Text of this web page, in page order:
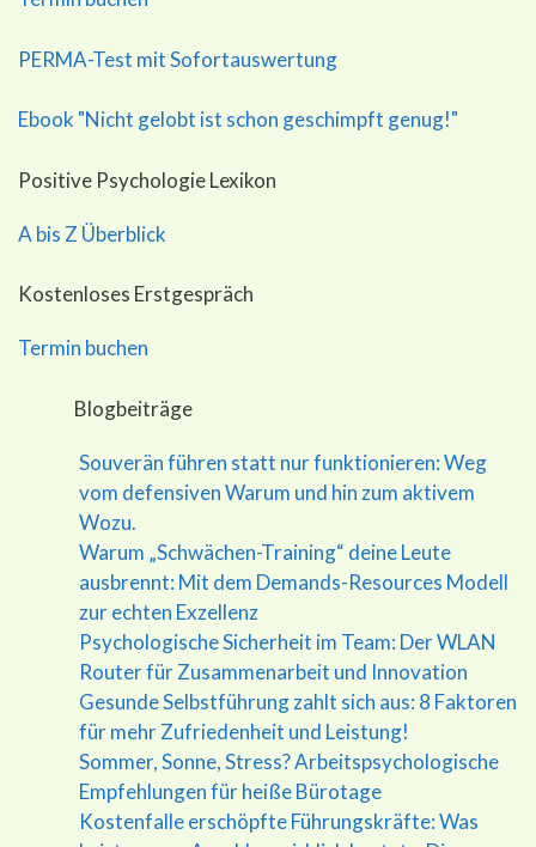
PERMA-Test mit Sofortauswertung
Ebook "Nicht gelobt ist schon geschimpft genug!"
Positive Psychologie Lexikon
A bis Z Überblick
Kostenloses Erstgespräch
Termin buchen
Blogbeiträge
Souverän führen statt nur funktionieren: Weg
vom defensiven Warum und hin zum aktivem
Wozu.
Warum „Schwächen-Training“ deine Leute
ausbrennt: Mit dem Demands-Resources Modell
zur echten Exzellenz
Psychologische Sicherheit im Team: Der WLAN
Router für Zusammenarbeit und Innovation
Gesunde Selbstführung zahlt sich aus: 8 Faktoren
für mehr Zufriedenheit und Leistung!
Sommer, Sonne, Stress? Arbeitspsychologische
Empfehlungen für heiße Bürotage
Kostenfalle erschöpfte Führungskräfte: Was